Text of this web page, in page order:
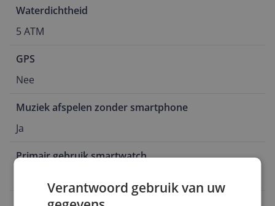
Waterdichtheid
5 ATM
GPS
Nee
Muziek afspelen zonder smartphone
Ja
Primair gebruik smartwatch
Verantwoord gebruik van uw